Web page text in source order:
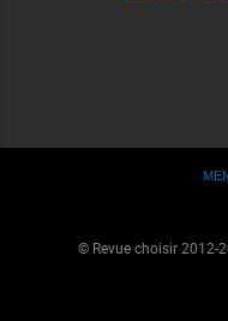
© Revue choisir 2012-